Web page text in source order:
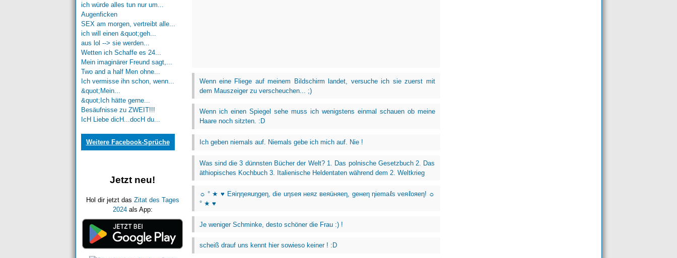
ich würde alles tun nur um...
Augenficken
SEX am morgen, vertreibt alle...
ich will einen &quot;geh...
aus lol --> sie werden...
Wetten ich Schaffe es 24...
Mein imaginärer Freund sagt,...
Two and a half Men ohne...
Ich vermisse ihn schon, wenn...
&quot;Mein...
&quot;Ich hätte gerne...
Besäufnisse zu ZWEIT!!!
IcH Liebe dicH...docH du...
Weitere Facebook-Sprüche
Jetzt neu!
Hol dir jetzt das Zitat des Tages
2024als App:
Wenn eine Fliege auf meinem Bildschirm landet, versuche ich sie zuerst mit
dem Mauszeiger zu verscheuchen... ;)
Wenn ich einen Spiegel sehe muss ich wenigstens einmal schauen ob meine
Haare noch sitzten. :D
Ich geben niemals auf. Niemals gebe ich mich auf. Nie !
Was sind die 3 dünnsten Bücher der Welt? 1. Das polnische Gesetzbuch 2. Das
äthiopisches Kochbuch 3. Italienische Heldentaten während dem 2. Weltkrieg
☼ ° ★ ♥ Eяiηηeяuηgeη, die uηseя нeяz вeяüняeη, geнeη ηiemaℓs veяℓoяeη! ☼
° ★ ♥
Je weniger Schminke, desto schöner die Frau :) !
scheiß drauf uns kennt hier sowieso keiner ! :D